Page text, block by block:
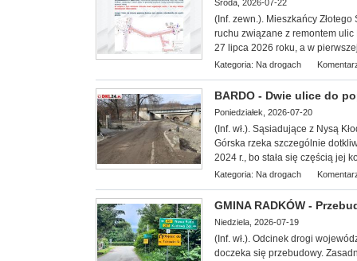
Środa, 2026-07-22
(Inf. zewn.). Mieszkańcy
ruchu związane z remontem ulic
27 lipca 2026 roku, a w
Kategoria: Na drogach
BARDO - Dwie ulice do
Poniedziałek, 2026-07-20
(Inf. wł.). Sąsiadujące z Nysą
Górska rzeka szczególnie
2024 r., bo stała się częścią jej
Kategoria: Na drogach
GMINA RADKÓW -
Niedziela, 2026-07-19
(Inf. wł.). Odcinek drogi
doczeka się przebudowy.